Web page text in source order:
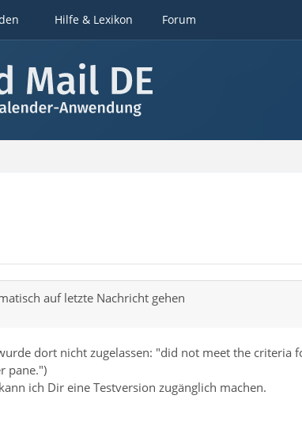
Hilfe & Lexikon Forum
auf letzte Nachricht gehen
dort nicht zugelassen: "did not meet the criteria
pane.")
ich Dir eine Testversion zugänglich machen.